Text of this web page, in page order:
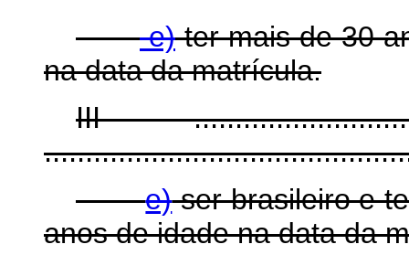
e)ter mais de 30
na data da matrícula.
III -
e)ser brasileiro e
anos de idade na data da